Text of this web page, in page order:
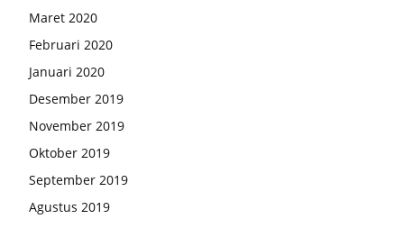
Maret 2020
Februari 2020
Januari 2020
Desember 2019
November 2019
Oktober 2019
September 2019
Agustus 2019